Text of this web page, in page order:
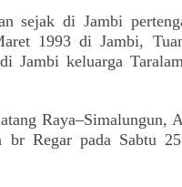
sejak di Jambi
1993 di Jambi,
Jambi keluarga
Raya–Simalungun,
Regar pada Sabtu